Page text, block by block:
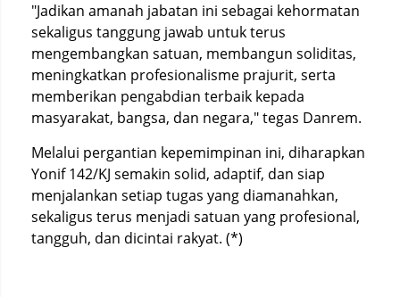
"Jadikan amanah jabatan ini sebagai kehormatan
sekaligus tanggung jawab untuk terus
mengembangkan satuan, membangun soliditas,
meningkatkan profesionalisme prajurit, serta
memberikan pengabdian terbaik kepada
masyarakat, bangsa, dan negara," tegas Danrem.
Melalui pergantian kepemimpinan ini, diharapkan
Yonif 142/KJ semakin solid, adaptif, dan siap
menjalankan setiap tugas yang diamanahkan,
sekaligus terus menjadi satuan yang profesional,
tangguh, dan dicintai rakyat. (*)